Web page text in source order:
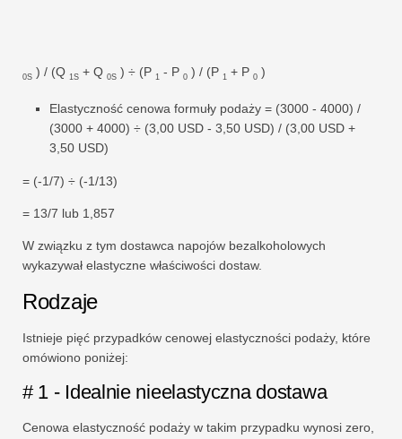
0S ) / (Q 1S + Q 0S ) ÷ (P 1 - P 0 ) / (P 1 + P 0 )
Elastyczność cenowa formuły podaży = (3000 - 4000) /
(3000 + 4000) ÷ (3,00 USD - 3,50 USD) / (3,00 USD +
3,50 USD)
= (-1/7) ÷ (-1/13)
= 13/7 lub 1,857
W związku z tym dostawca napojów bezalkoholowych
wykazywał elastyczne właściwości dostaw.
Rodzaje
Istnieje pięć przypadków cenowej elastyczności podaży, które
omówiono poniżej:
# 1 - Idealnie nieelastyczna dostawa
Cenowa elastyczność podaży w takim przypadku wynosi zero,